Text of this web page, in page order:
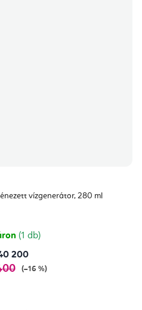
vízgenerátor, 280 ml
(1 db)
200
(–16 %)